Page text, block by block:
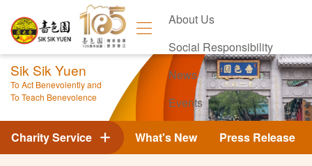
About Us
Social Responsibility
News
Events
Contact Us
Sik Sik Yuen
To Act Benevolently and
To Teach Benevolence
What's New Press Release
Charity Service